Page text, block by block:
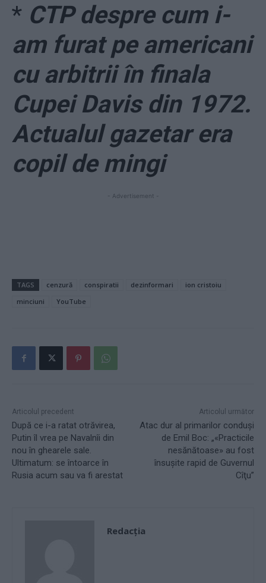
* CTP despre cum i-
am furat pe americani
cu arbitrii în finala
Cupei Davis din 1972.
Actualul gazetar era
copil de mingi
- Advertisement -
TAGS cenzură conspiratii dezinformari
ion cristoiu
minciuni
YouTube
Articolul precedent
După ce i-a ratat otrăvirea,
Putin îl vrea pe Navalnîi din
nou în ghearele sale.
Ultimatum: se întoarce în
Rusia acum sau va fi arestat
Articolul următor
Atac dur al primarilor conduși
de Emil Boc: „«Practicile
nesănătoase» au fost
însuşite rapid de Guvernul
Cîţu”
Redacţia